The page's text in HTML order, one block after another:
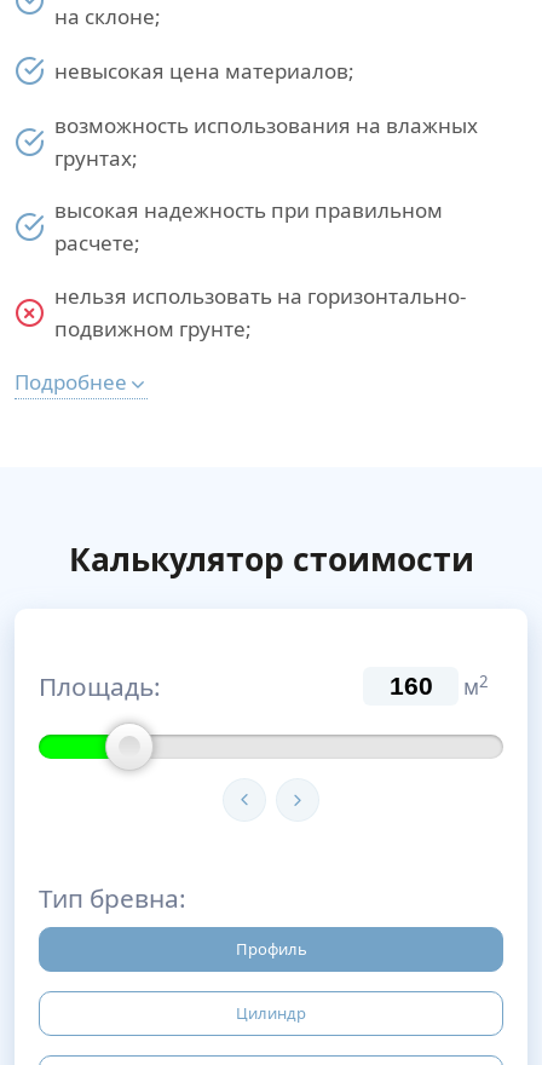
на склоне;
невысокая цена материалов;
возможность использования на влажных
грунтах;
высокая надежность при правильном
расчете;
нельзя использовать на горизонтально-
подвижном грунте;
Подробнее
Калькулятор стоимости
Площадь: м2
Тип бревна:
Профиль
Цилиндр